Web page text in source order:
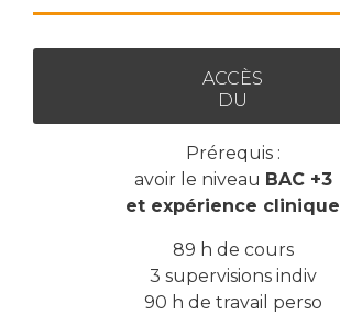
ACCÈS
DU
Prérequis :
avoir le niveau BAC +3
et expérience clinique
89 h de cours
3 supervisions indiv
90 h de travail perso